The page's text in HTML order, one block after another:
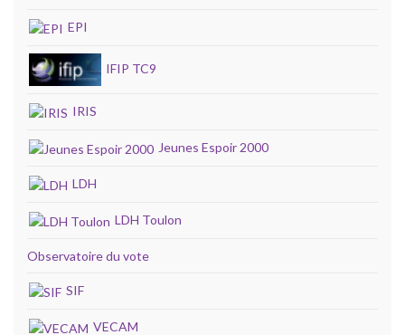
EPI
IFIP TC9
IRIS
Jeunes Espoir 2000
LDH
LDH Toulon
Observatoire du vote
SIF
VECAM